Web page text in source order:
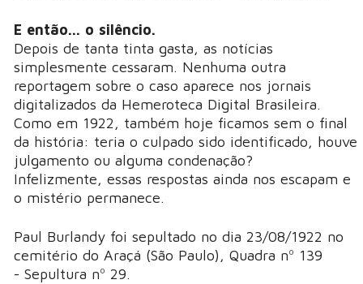
E então... o silêncio.
Depois de tanta tinta gasta, as notícias
simplesmente cessaram. Nenhuma outra
reportagem sobre o caso aparece nos jornais
digitalizados da Hemeroteca Digital Brasileira.
Como em 1922, também hoje ficamos sem o final
da história: teria o culpado sido identificado, houve
julgamento ou alguma condenação?
Infelizmente, essas respostas ainda nos escapam e
o mistério permanece.
Paul Burlandy foi sepultado no dia 23/08/1922 no
cemitério do Araçá (São Paulo), Quadra nº 139
- Sepultura nº 29.